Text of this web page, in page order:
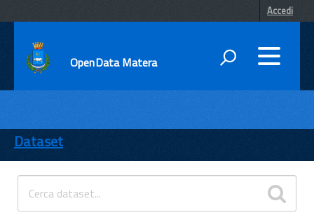
Accedi
OpenData Matera
ENTI
TEMI
INFORMAZIONI
Dataset